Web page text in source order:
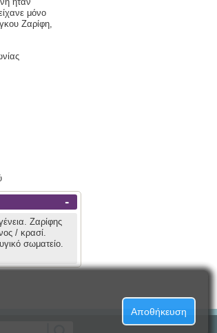
μόνο
Ζαρίφη,
-
Ζαρίφης
/ κρασί.
σωματείο.
Αποθήκευση